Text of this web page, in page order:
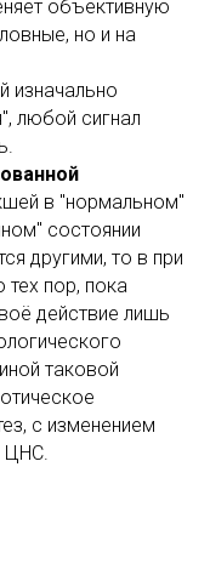
объективную
но и на
изначально
любой сигнал
в "нормальном"
состоянии
другими, то в при
тех пор, пока
действие лишь
таковой
с изменением
ЦНС.